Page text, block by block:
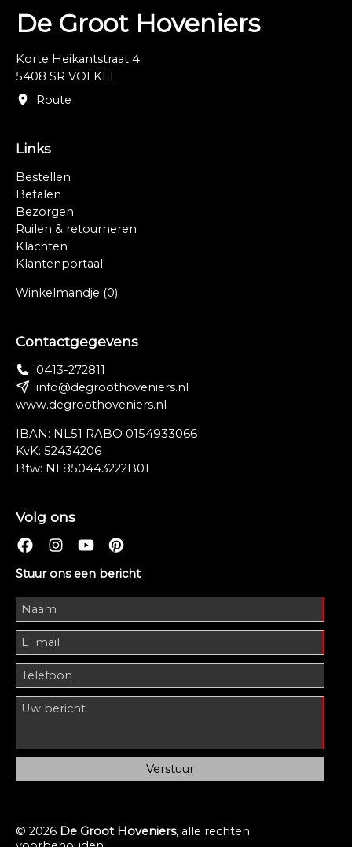
De Groot Hoveniers
Korte Heikantstraat 4
5408 SR VOLKEL
Route
Links
Bestellen
Betalen
Bezorgen
Ruilen & retourneren
Klachten
Klantenportaal
Winkelmandje (0)
Contactgegevens
0413-272811
info@degroothoveniers.nl
www.degroothoveniers.nl
IBAN: NL51 RABO 0154933066
KvK: 52434206
Btw: NL850443222B01
Volg ons
Stuur ons een bericht
© 2026 De Groot Hoveniers, alle rechten